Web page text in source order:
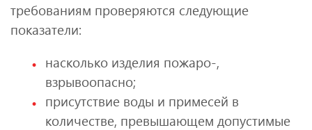
требованиям проверяются следующие
показатели:
насколько изделия пожаро-,
взрывоопасно;
присутствие воды и примесей в
количестве, превышающем допустимые